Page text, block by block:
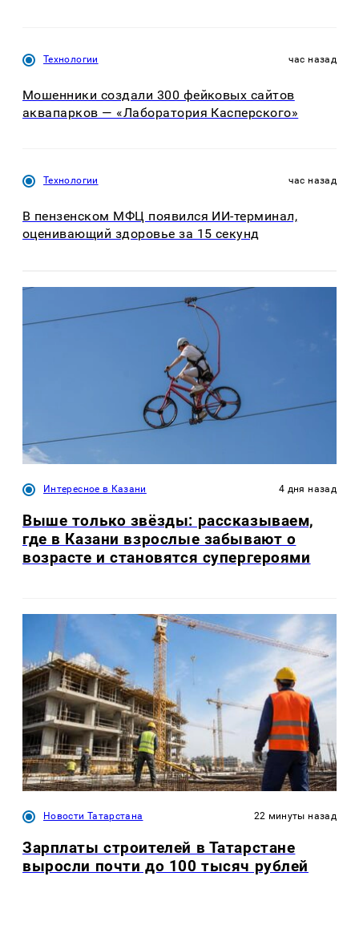
Технологии час назад
Мошенники создали 300 фейковых сайтов
аквапарков — «Лаборатория Касперского»
Технологии час назад
В пензенском МФЦ появился ИИ-терминал,
оценивающий здоровье за 15 секунд
Интересное в Казани 4 дня назад
Выше только звёзды: рассказываем,
где в Казани взрослые забывают о
возрасте и становятся супергероями
Новости Татарстана 22 минуты назад
Зарплаты строителей в Татарстане
выросли почти до 100 тысяч рублей